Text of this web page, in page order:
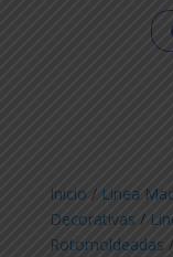
Inicio / Linea
Decorativas /
Rotomoldeadas